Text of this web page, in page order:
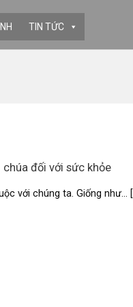
TIN TỨC
đối với sức khỏe
với chúng ta. Giống như... [